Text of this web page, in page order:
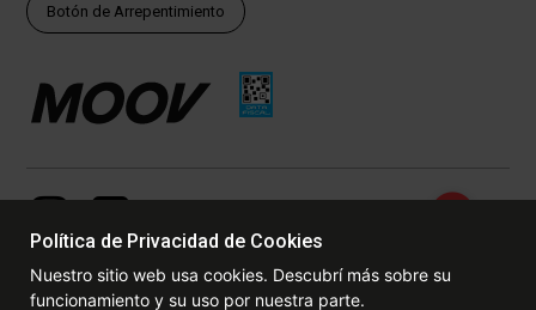
Botón de Arrepentimiento
Política de Privacidad de Cookies
Nuestro sitio web usa cookies. Descubrí más sobre su
funcionamiento y su uso por nuestra parte.